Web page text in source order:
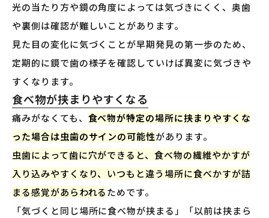
光の当たり方や鏡の角度によっては気づきにくく、奥歯
や裏側は確認が難しいことがあります。
見た目の変化に気づくことが早期発見の第一歩のため、
定期的に鏡で歯の様子を確認していけば異変に気づきや
すくなります。
食べ物が挟まりやすくなる
痛みがなくても、 食べ物が特定の場所に挟まりやすくな
った場合は虫歯のサインの可能性があります。
虫歯によって歯に穴ができると、食べ物の繊維やかすが
入り込みやすくなり、いつもと違う場所に食べかすが詰
まる感覚があらわれるためです。
「気づくと同じ場所に食べ物が挟まる」「以前は挟まら